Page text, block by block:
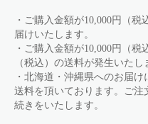
・ご購入金額が10,000円（
届けいたします。
・ご購入金額が10,000円（
（税込）の送料が発生いたし
・北海道・沖縄県へのお届
送料を頂いております。ご
続きをいたします。